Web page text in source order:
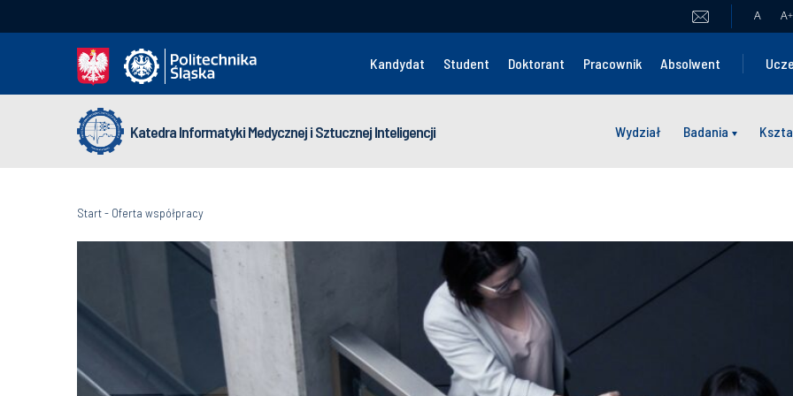
A A+
Kandydat Student Doktorant Pracownik Absolwent
Katedra Informatyki Medycznej i Sztucznej Inteligencji Wydział Badania
Start- Oferta współpracy